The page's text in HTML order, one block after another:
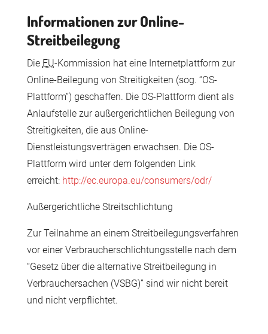
Informationen zur Online-
Streitbeilegung
Die EU-Kommission hat eine Internetplattform zur
Online-Beilegung von Streitigkeiten (sog. “OS-
Plattform”) geschaffen. Die OS-Plattform dient als
Anlaufstelle zur außergerichtlichen Beilegung von
Streitigkeiten, die aus Online-
Dienstleistungsverträgen erwachsen. Die OS-
Plattform wird unter dem folgenden Link
erreicht: http://ec.europa.eu/consumers/odr/
Außergerichtliche Streitschlichtung
Zur Teilnahme an einem Streitbeilegungsverfahren
vor einer Verbraucherschlichtungsstelle nach dem
“Gesetz über die alternative Streitbeilegung in
Verbrauchersachen (VSBG)” sind wir nicht bereit
und nicht verpflichtet.